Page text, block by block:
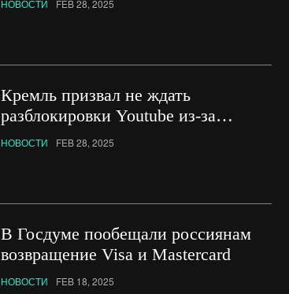
НОВОСТИ FEB 28, 2025
Кремль призвал не ждать
разблокировки Youtube из-за
потепления с Трампом
НОВОСТИ FEB 28, 2025
В Госдуме пообещали россиянам
возвращение Visa и Mastercard
НОВОСТИ FEB 18, 2025